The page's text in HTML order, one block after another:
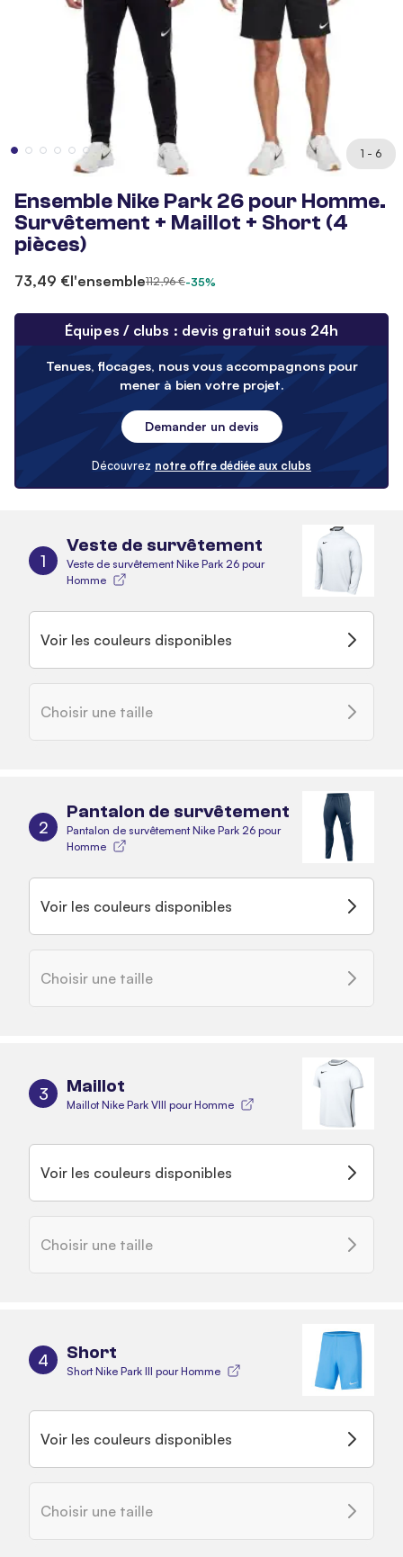
1 - 6
Ensemble Nike Park 26 pour Homme.
Survêtement + Maillot + Short (4
pièces)
73,49 €l'ensemble112,96 €-35%
Équipes / clubs : devis gratuit sous 24h
Tenues, flocages, nous vous accompagnons pour
mener à bien votre projet.
Demander un devis
Découvrez notre offre dédiée aux clubs
1
Veste de survêtement
Veste de survêtement Nike Park 26 pour
Homme
Voir les couleurs disponibles
Choisir une taille
2
Pantalon de survêtement
Pantalon de survêtement Nike Park 26 pour
Homme
Voir les couleurs disponibles
Choisir une taille
3 Maillot
Maillot Nike Park VIII pour Homme
Voir les couleurs disponibles
Choisir une taille
4 Short
Short Nike Park III pour Homme
Voir les couleurs disponibles
Choisir une taille